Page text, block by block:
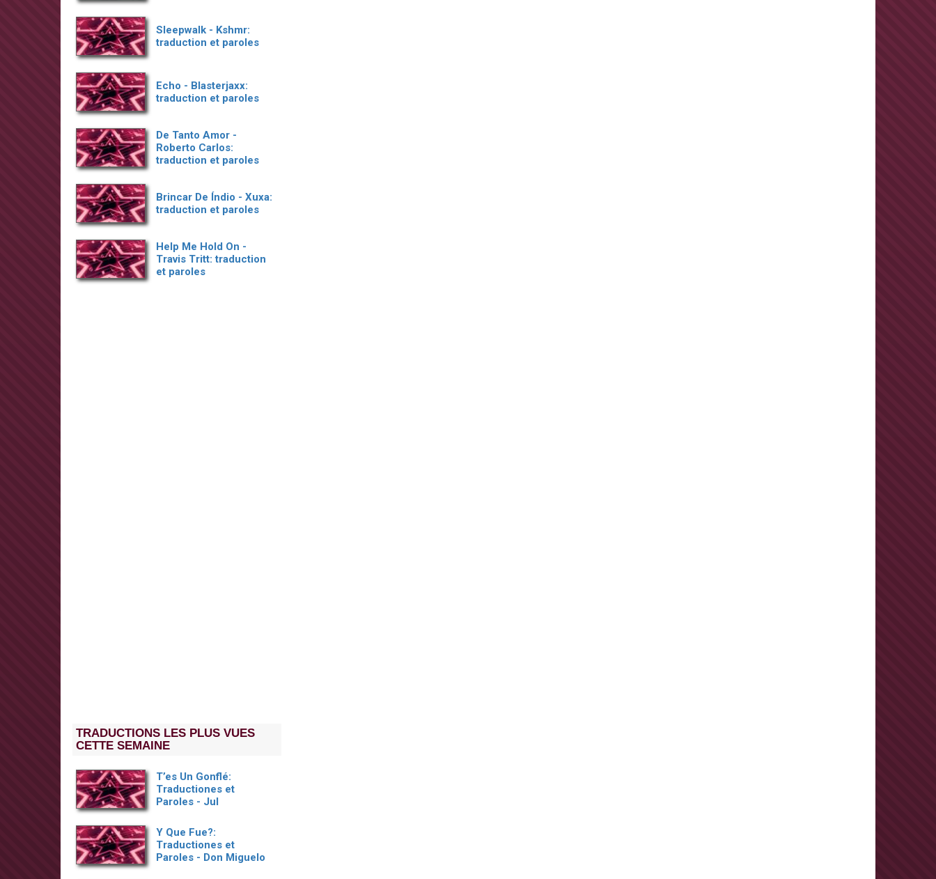
Sleepwalk - Kshmr:
traduction et paroles
Echo - Blasterjaxx:
traduction et paroles
De Tanto Amor -
Roberto Carlos:
traduction et paroles
Brincar De Índio - Xuxa:
traduction et paroles
Help Me Hold On -
Travis Tritt: traduction
et paroles
TRADUCTIONS LES PLUS VUES
CETTE SEMAINE
T’es Un Gonflé:
Traductiones et
Paroles - Jul
Y Que Fue?:
Traductiones et
Paroles - Don Miguelo